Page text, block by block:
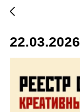
22.03.2026